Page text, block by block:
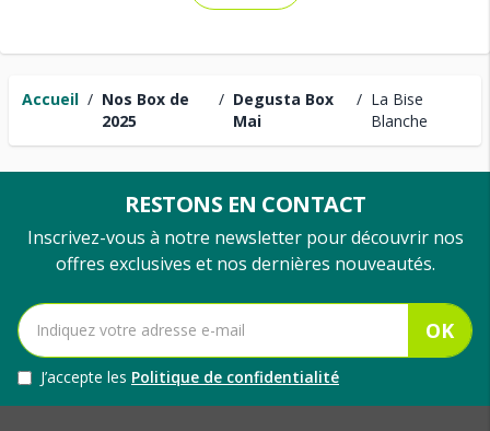
Accueil / Nos Box de
2025
/ Degusta Box
Mai
/ La Bise
Blanche
RESTONS EN CONTACT
Inscrivez-vous à notre newsletter pour découvrir nos
offres exclusives et nos dernières nouveautés.
OK
J’accepte les Politique de confidentialité